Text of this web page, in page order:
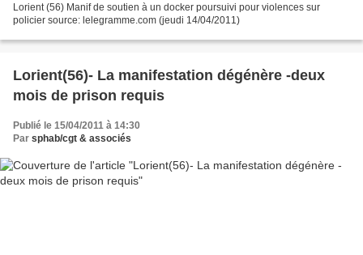
Lorient (56) Manif de soutien à un docker poursuivi pour violences sur
policier source: lelegramme.com (jeudi 14/04/2011)
Lorient(56)- La manifestation dégénère -deux
mois de prison requis
Publié le 15/04/2011 à 14:30
Par sphab/cgt & associés